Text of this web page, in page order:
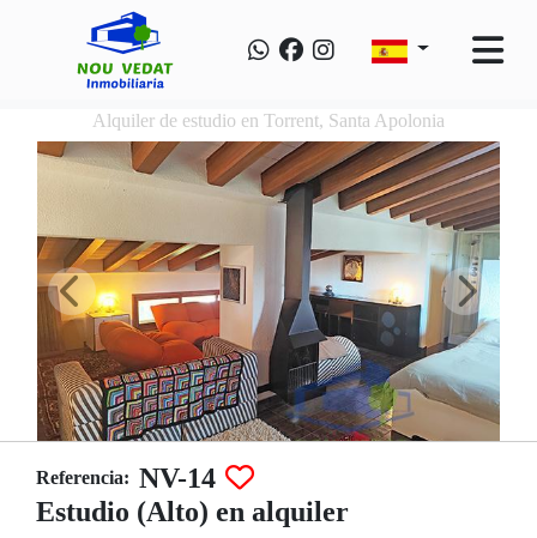
Alquiler de estudio en Torrent, Santa Apolonia
Referencia: NV-14
Estudio (Alto) en alquiler